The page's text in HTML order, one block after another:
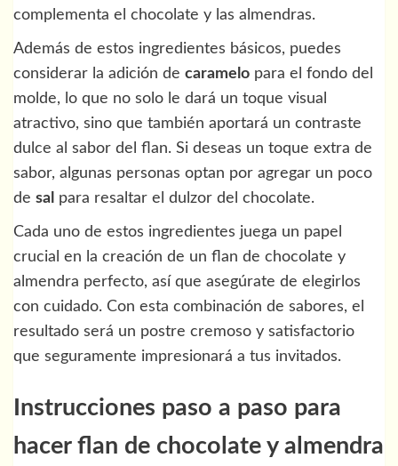
complementa el chocolate y las almendras.
Además de estos ingredientes básicos, puedes
considerar la adición de caramelo para el fondo del
molde, lo que no solo le dará un toque visual
atractivo, sino que también aportará un contraste
dulce al sabor del flan. Si deseas un toque extra de
sabor, algunas personas optan por agregar un poco
de sal para resaltar el dulzor del chocolate.
Cada uno de estos ingredientes juega un papel
crucial en la creación de un flan de chocolate y
almendra perfecto, así que asegúrate de elegirlos
con cuidado. Con esta combinación de sabores, el
resultado será un postre cremoso y satisfactorio
que seguramente impresionará a tus invitados.
Instrucciones paso a paso para
hacer flan de chocolate y almendra